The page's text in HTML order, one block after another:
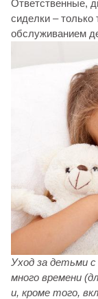
Ответственные,
сиделки – только
обслуживанием
Уход за детьми с
много времени
и, кроме того,